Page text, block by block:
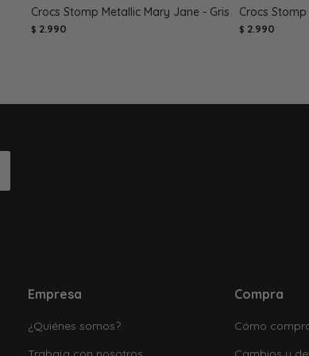
Crocs Stomp Metallic Mary Jane - Gris
$ 2.990
Crocs
$ 2.990
Empresa
¿Quiénes somos?
Compra
Cómo